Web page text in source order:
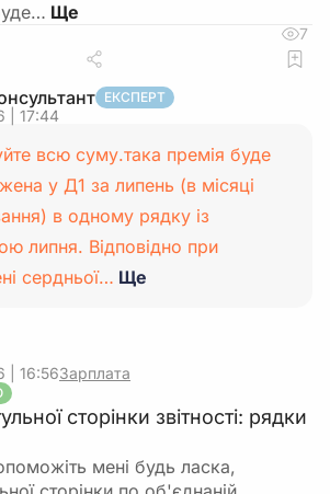
7
ЕКСПЕРТ
| 17:44
всю суму.така премія буде
у Д1 за липень (в місяці
в одному рядку із
липня. Відповідно при
сердньої… Ще
| 16:56Зарплата
сторінки звітності: рядки
мені будь ласка,